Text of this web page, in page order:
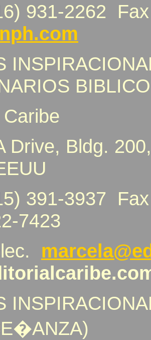
931-2262
Drive, Bldg.
391-3937
7423